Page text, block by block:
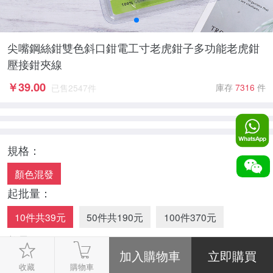
尖嘴鋼絲鉗雙色斜口鉗電工寸老虎鉗子多功能老虎鉗
壓接鉗夾線
￥39.00 已售 2547件 庫存 7316 件
規格：
顏色混發
起批量：
10件共39元 50件共190元 100件370元
數量：
-
+
收藏 購物車